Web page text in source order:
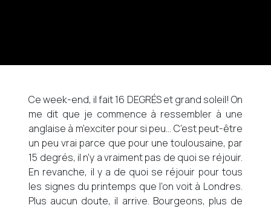
Ce week-end, il fait 16 DEGRÉS et grand soleil! On
me dit que je commence à ressembler à une
anglaise à m’exciter pour si peu… C’est peut-être
un peu vrai parce que pour une toulousaine, par
15 degrés, il n’y a vraiment pas de quoi se réjouir.
En revanche, il y a de quoi se réjouir pour tous
les signes du printemps que l’on voit à Londres.
Plus aucun doute, il arrive. Bourgeons, plus de